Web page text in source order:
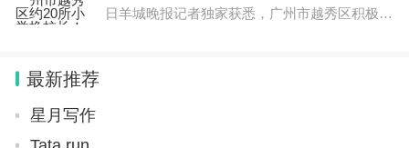
合你提前预习式学习，你开学前就可以去搜下课程的
都可以找到Readinglist的。还有就是论文写作技巧，
这个很多学生栽跟头的，你提前都要去摸一遍流程，
太多学生不是抄袭被判抄袭的情况了。格式的引用，
日羊城晚报记者独家获悉，广州市越秀区积极推
最新推荐
星月写作